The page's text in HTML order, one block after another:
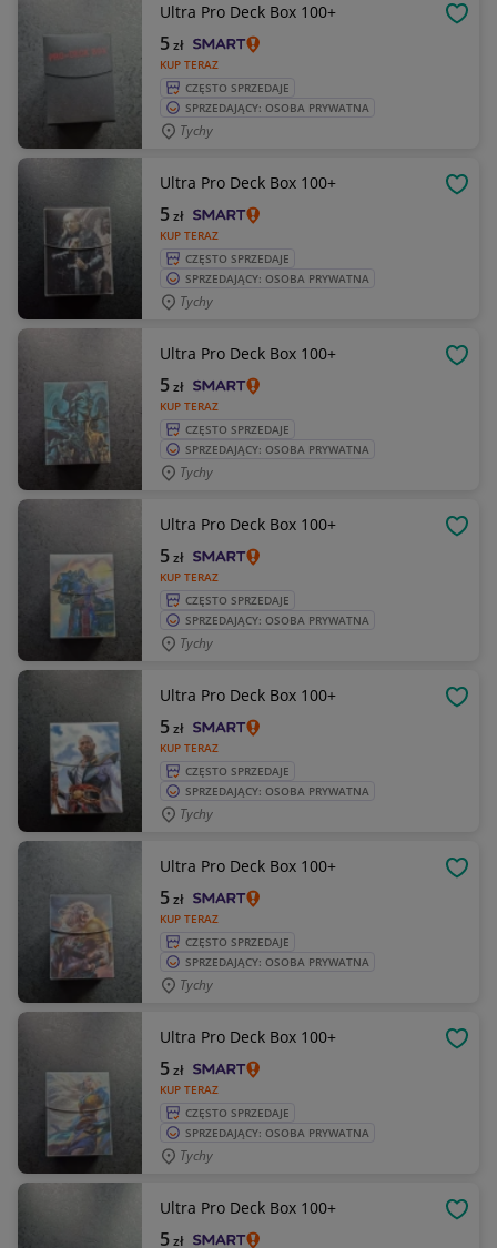
Ultra Pro Deck Box 100+
KUP TERAZ
5zł
CZĘSTO SPRZEDAJE
SPRZEDAJĄCY: OSOBA PRYWATNA
Tychy
Ultra Pro Deck Box 100+
KUP TERAZ
5zł
CZĘSTO SPRZEDAJE
SPRZEDAJĄCY: OSOBA PRYWATNA
Tychy
Ultra Pro Deck Box 100+
KUP TERAZ
5zł
CZĘSTO SPRZEDAJE
SPRZEDAJĄCY: OSOBA PRYWATNA
Tychy
Ultra Pro Deck Box 100+
KUP TERAZ
5zł
CZĘSTO SPRZEDAJE
SPRZEDAJĄCY: OSOBA PRYWATNA
Tychy
Ultra Pro Deck Box 100+
KUP TERAZ
5zł
CZĘSTO SPRZEDAJE
SPRZEDAJĄCY: OSOBA PRYWATNA
Tychy
Ultra Pro Deck Box 100+
KUP TERAZ
5zł
CZĘSTO SPRZEDAJE
SPRZEDAJĄCY: OSOBA PRYWATNA
Tychy
Ultra Pro Deck Box 100+
KUP TERAZ
5zł
CZĘSTO SPRZEDAJE
SPRZEDAJĄCY: OSOBA PRYWATNA
Tychy
Ultra Pro Deck Box 100+
5zł